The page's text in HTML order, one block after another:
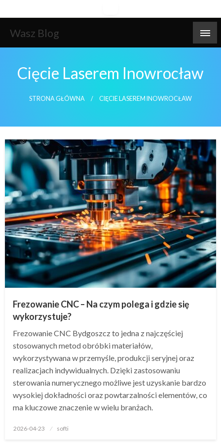
to
content
Wasz Blog
Cięcie Laserem Inowrocław
STRONA GŁÓWNA CIĘCIE LASEREM INOWROCŁAW
Frezowanie CNC – Na czym polega i gdzie się
wykorzystuje?
Frezowanie CNC Bydgoszcz to jedna z najczęściej
stosowanych metod obróbki materiałów,
wykorzystywana w przemyśle, produkcji seryjnej oraz
realizacjach indywidualnych. Dzięki zastosowaniu
sterowania numerycznego możliwe jest uzyskanie bardzo
wysokiej dokładności oraz powtarzalności elementów, co
ma kluczowe znaczenie w wielu branżach.
Opublikowane
2026-04-23 softi